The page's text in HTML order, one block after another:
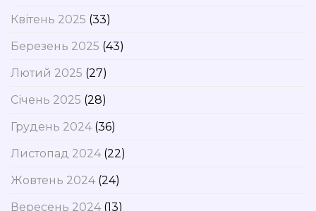
Квітень 2025 (33)
Березень 2025 (43)
Лютий 2025 (27)
Січень 2025 (28)
Грудень 2024(36)
Листопад 2024(22)
Жовтень 2024(24)
Вересень 2024(13)